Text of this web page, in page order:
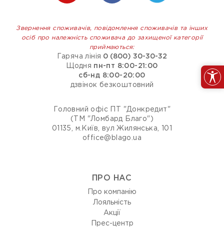
Звернення споживачів, повідомлення споживачів та інших
осіб про належність споживача до захищеної категорії
приймаються:
Гаряча лінія 0 (800) 30-30-32
Щодня пн-пт 8:00-21:00
сб-нд 8:00-20:00
дзвінок безкоштовний
Головний офіс ПТ "Донкредит"
(ТМ "Ломбард Благо")
01135, м.Київ, вул Жилянська, 101
office@blago.ua
ПРО НАС
Про компанію
Лояльність
Акції
Прес-центр